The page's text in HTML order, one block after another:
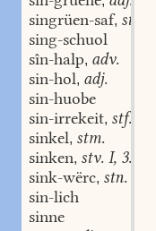
singrüen-saf, stn.
sing-schuol
sîn-halp, adv.
sin-hol, adj.
sin-huobe
sin-irrekeit, stf.
sinkel, stm.
sinken, stv. I, 3.
sink-wërc, stn.
sin-lich
sinne